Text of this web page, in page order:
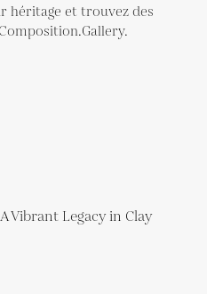
héritage et trouvez des